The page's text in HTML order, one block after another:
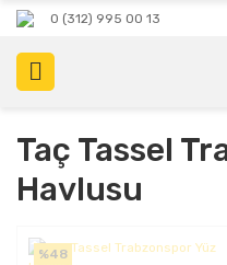
0 (312) 995 00 13
Taç Tassel
Havlusu
%48